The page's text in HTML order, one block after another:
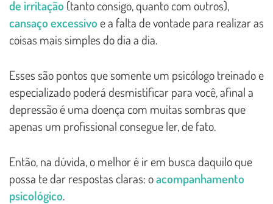
de irritação (tanto consigo, quanto com outros),
cansaço excessivo e a falta de vontade para realizar as
coisas mais simples do dia a dia.
Esses são pontos que somente um psicólogo treinado e
especializado poderá desmistificar para você, afinal a
depressão é uma doença com muitas sombras que
apenas um profissional consegue ler, de fato.
Então, na dúvida, o melhor é ir em busca daquilo que
possa te dar respostas claras: oacompanhamento
psicológico.